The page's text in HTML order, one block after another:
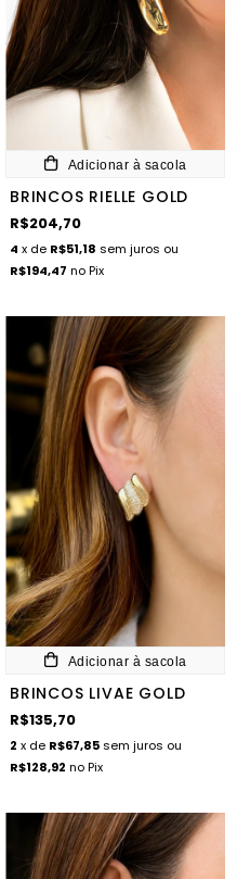
Adicionar à sacola
BRINCOS RIELLE GOLD
R$204,70
4 x de R$51,18 sem juros ou
R$194,47 no Pix
Adicionar à sacola
BRINCOS LIVAE GOLD
R$135,70
2 x de R$67,85 sem juros ou
R$128,92 no Pix